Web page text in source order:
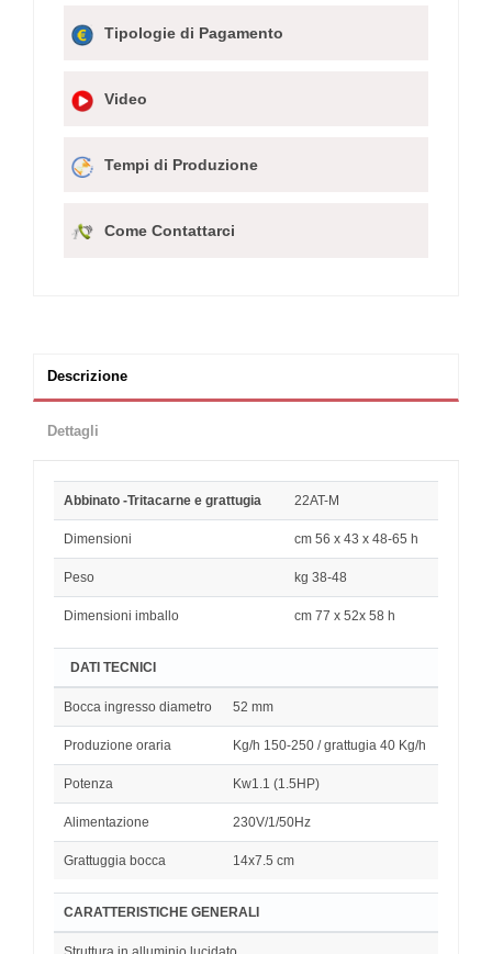
Tipologie di Pagamento
Video
Tempi di Produzione
Come Contattarci
Descrizione
Dettagli
Abbinato -Tritacarne e grattugia 22AT-M
Dimensioni cm 56 x 43 x 48-65 h
Peso kg 38-48
Dimensioni imballo cm 77 x 52x 58 h
DATI TECNICI
Bocca ingresso diametro 52 mm
Produzione oraria Kg/h 150-250 / grattugia 40 Kg/h
Potenza Kw1.1 (1.5HP)
Alimentazione 230V/1/50Hz
Grattuggia bocca 14x7.5 cm
CARATTERISTICHE GENERALI